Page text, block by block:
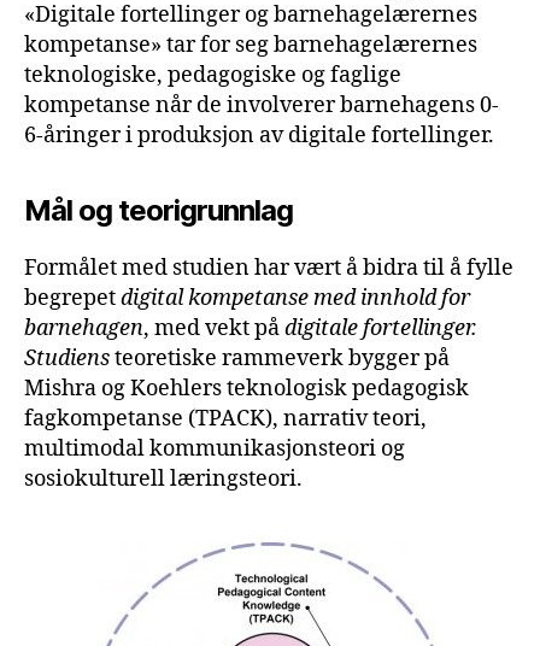
«Digitale fortellinger og barnehagelærernes
kompetanse» tar for seg barnehagelærernes
teknologiske, pedagogiske og faglige
kompetanse når de involverer barnehagens 0-
6-åringer i produksjon av digitale fortellinger.
Mål og teorigrunnlag
Formålet med studien har vært å bidra til å fylle
begrepetdigitalkompetanse med innhold for
barnehagen, med vekt pådigitale fortellinger.
Studiensteoretiske rammeverk bygger på
Mishra og Koehlers teknologisk pedagogisk
fagkompetanse (TPACK), narrativ teori,
multimodal kommunikasjonsteori og
sosiokulturell læringsteori.